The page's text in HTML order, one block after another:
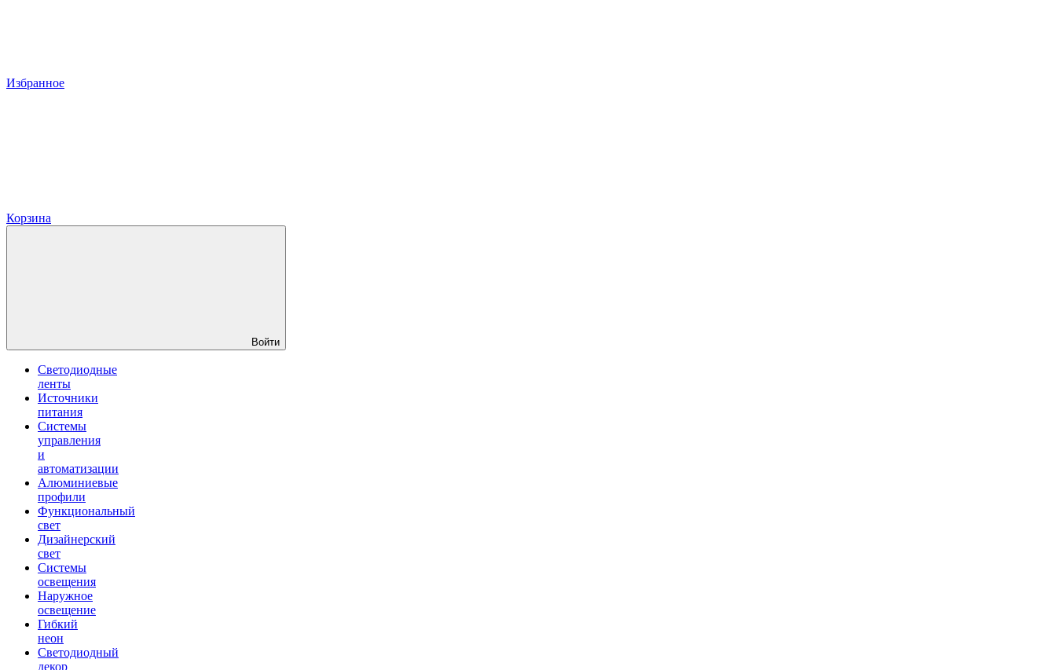
Избранное
Корзина
Войти
Светодиодные
ленты
Источники
питания
Системы
управления
и
автоматизации
Алюминиевые
профили
Функциональный
свет
Дизайнерский
свет
Системы
освещения
Наружное
освещение
Гибкий
неон
Светодиодный
декор